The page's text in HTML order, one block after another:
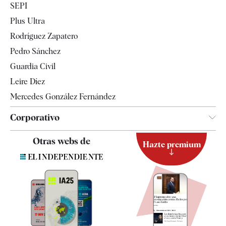
Televisión
SEPI
Plus Ultra
Rodríguez Zapatero
Pedro Sánchez
Guardia Civil
Leire Díez
Mercedes González Fernández
Corporativo
Contacto
Quiénes somos
Especificaciones
Otras webs de Hazte premium